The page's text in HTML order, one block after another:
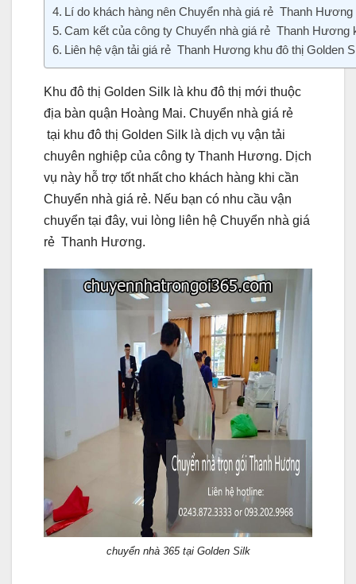
Lí do khách hàng nên Chuyển nhà giá rẻ Thanh
Cam kết của công ty Chuyển nhà giá rẻ Thanh Hương
Liên hệ vận tải giá rẻ Thanh Hương khu đô thị Golden
Khu đô thị Golden Silk là khu đô thị mới thuộc
địa bàn quận Hoàng Mai. Chuyển nhà giá rẻ
tại khu đô thị Golden Silk là dịch vụ vận tải
chuyên nghiệp của công ty Thanh Hương. Dịch
vụ này hỗ trợ tốt nhất cho khách hàng khi cần
Chuyển nhà giá rẻ. Nếu bạn có nhu cầu vận
chuyển tại đây, vui lòng liên hệ Chuyển nhà giá
rẻ Thanh Hương.
chuyển nhà 365 tại Golden Silk